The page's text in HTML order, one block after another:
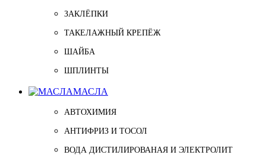
ЗАКЛЁПКИ
ТАКЕЛАЖНЫЙ КРЕПЁЖ
ШАЙБА
ШПЛИНТЫ
МАСЛА
АВТОХИМИЯ
АНТИФРИЗ И ТОСОЛ
ВОДА ДИСТИЛИРОВАНАЯ И ЭЛЕКТРОЛИТ